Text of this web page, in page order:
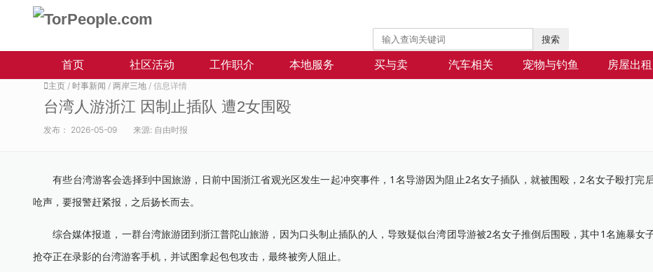
搜索
首页 社区活动 工作职介 本地服务 买与卖 汽车相关 宠物与钓鱼 房屋出租
主页 / 时事新闻 / 两岸三地 / 信息详情
台湾人游浙江 因制止插队 遭2女围殴
发布： 2026-05-09 来源: 自由时报
有些台湾游客会选择到中国旅游，日前中国浙江省观光区发生一起冲突事件，1名导游因为阻止2名女子插队，就被围殴，2名女子殴打完
呛声，要报警赶紧报，之后扬长而去。
综合媒体报道，一群台湾旅游团到浙江普陀山旅游，因为口头制止插队的人，导致疑似台湾团导游被2名女子推倒后围殴，其中1名施暴女
抢夺正在录影的台湾游客手机，并试图拿起包包攻击，最终被旁人阻止。